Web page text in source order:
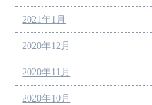
2021年1月
2020年12月
2020年11月
2020年10月